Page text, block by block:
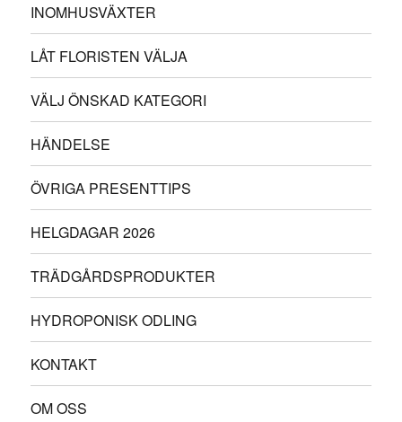
INOMHUSVÄXTER
LÅT FLORISTEN VÄLJA
VÄLJ ÖNSKAD KATEGORI
HÄNDELSE
ÖVRIGA PRESENTTIPS
HELGDAGAR 2026
TRÄDGÅRDSPRODUKTER
HYDROPONISK ODLING
KONTAKT
OM OSS